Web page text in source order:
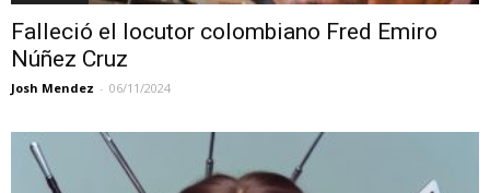
Falleció el locutor colombiano Fred Emiro
Núñez Cruz
Josh Mendez - 06/11/2024